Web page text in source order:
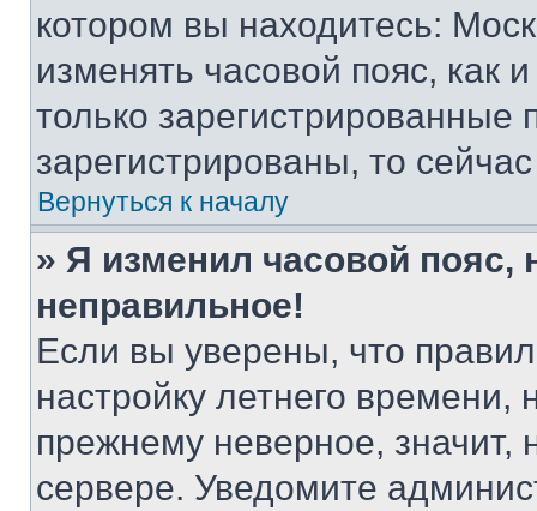
котором вы находитесь:
изменять часовой пояс, как
только
зарегистрированы, то
Вернуться к началу
» Я изменил часовой пояс,
неправильное!
Если вы уверены, что
настройку летнего
прежнему неверное, значит,
сервере. Уведомите